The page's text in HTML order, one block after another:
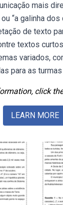
mais
“a galinha
de texto
textos
variados,
para as turmas
click
LEARN MORE